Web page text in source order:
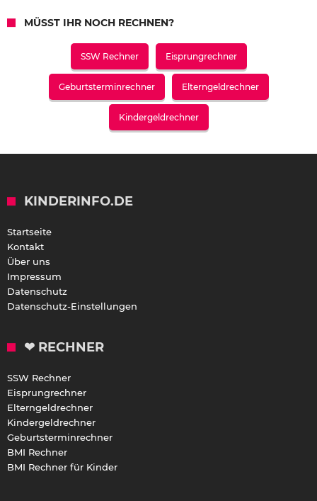
MÜSST IHR NOCH RECHNEN?
SSW Rechner Eisprungrechner
Geburtsterminrechner Elterngeldrechner
Kindergeldrechner
KINDERINFO.DE
Startseite
Kontakt
Über uns
Impressum
Datenschutz
Datenschutz-Einstellungen
❤ RECHNER
SSW Rechner
Eisprungrechner
Elterngeldrechner
Kindergeldrechner
Geburtsterminrechner
BMI Rechner
BMI Rechner für Kinder